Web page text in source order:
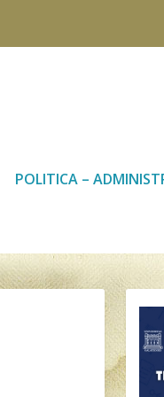
POLITICA –